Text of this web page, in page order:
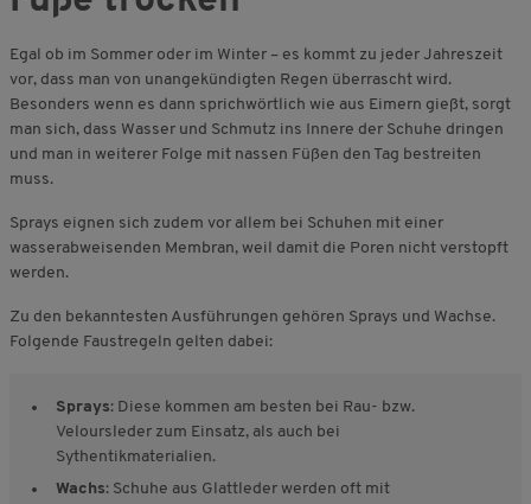
Egal ob im Sommer oder im Winter – es kommt zu jeder Jahreszeit
vor, dass man von unangekündigten Regen überrascht wird.
Besonders wenn es dann sprichwörtlich wie aus Eimern gießt, sorgt
man sich, dass Wasser und Schmutz ins Innere der Schuhe dringen
und man in weiterer Folge mit nassen Füßen den Tag bestreiten
muss.
Sprays eignen sich zudem vor allem bei Schuhen mit einer
wasserabweisenden Membran, weil damit die Poren nicht verstopft
werden.
Zu den bekanntesten Ausführungen gehören Sprays und Wachse.
Folgende Faustregeln gelten dabei:
Sprays: Diese kommen am besten bei Rau- bzw.
Veloursleder zum Einsatz, als auch bei
Sythentikmaterialien.
Wachs: Schuhe aus Glattleder werden oft mit